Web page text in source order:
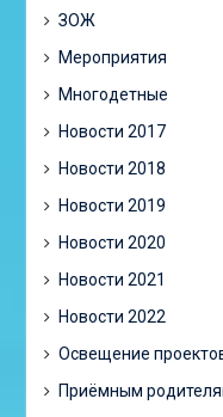
ЗОЖ
Мероприятия
Многодетные
Новости 2017
Новости 2018
Новости 2019
Новости 2020
Новости 2021
Новости 2022
Освещение
Приёмным